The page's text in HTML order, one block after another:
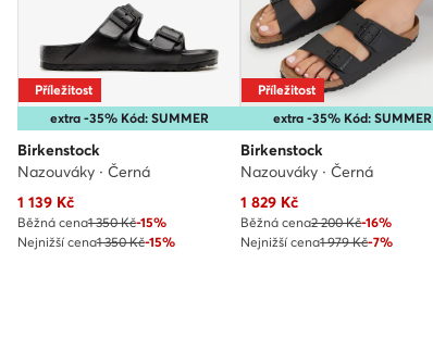
extra -35% Kód: SUMMER
Příležitost
Birkenstock
Nazouváky · Černá
Aktuální cena
1 139 Kč
Běžná cena1 350 Kč-15%
Nejnižší cena1 350 Kč-15%
extra -35% Kód: SUMMER
Příležitost
Birkenstock
Nazouváky · Černá
Aktuální cena
1 829 Kč
Běžná cena2 200 Kč-16%
Nejnižší cena1 979 Kč-7%